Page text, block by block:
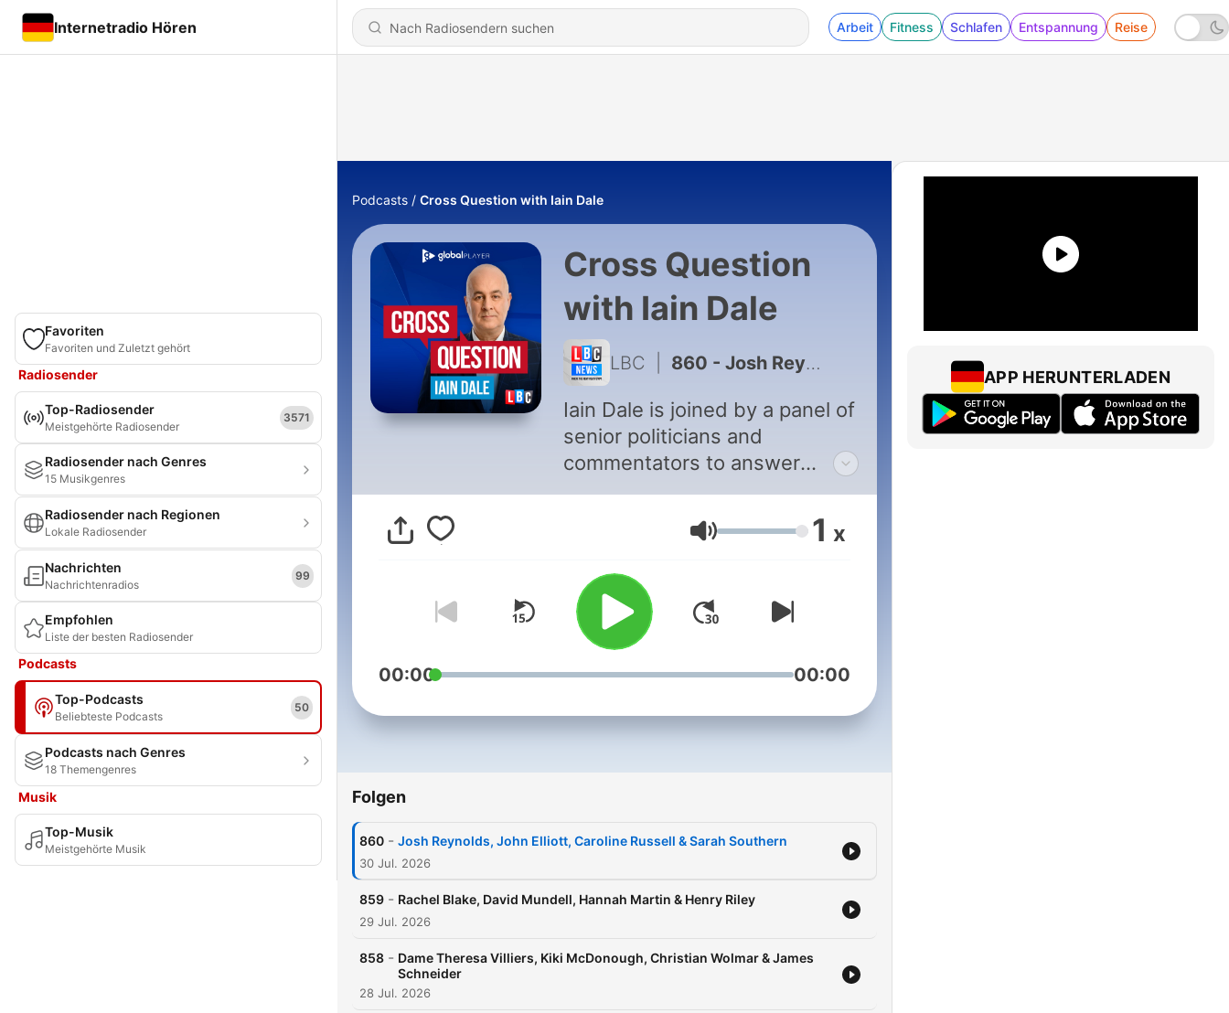
Internetradio Hören Arbeit Fitness Schlafen Entspannung Reise
Favoriten
Favoriten und Zuletzt gehört
Radiosender
Top-Radiosender
Meistgehörte Radiosender
3571
Radiosender nach Genres
15 Musikgenres
Radiosender nach Regionen
Lokale Radiosender
Nachrichten
Nachrichtenradios
99
Empfohlen
Liste der besten Radiosender
Podcasts
Top-Podcasts
Beliebteste Podcasts
50
Podcasts nach Genres
18 Themengenres
Musik
Top-Musik
Meistgehörte Musik
Podcasts Cross Question with Iain Dale
Cross Question
with Iain Dale
LBC 860 - Josh Reynolds, John Elliott, Caroline Russell & Sarah Southern
Iain Dale is joined by a panel of
senior politicians and
commentators to answer
listener questions on the
biggest stories of the week.
Debate, in-depth discussion
and laughs all guaranteed!
Lautstärke 1 x
00:00 00:00
Folgen
860 - Josh Reynolds, John Elliott, Caroline Russell & Sarah Southern
30 Jul. 2026
859 - Rachel Blake, David Mundell, Hannah Martin & Henry Riley
29 Jul. 2026
858 - Dame Theresa Villiers, Kiki McDonough, Christian Wolmar & James
Schneider
28 Jul. 2026
APP HERUNTERLADEN